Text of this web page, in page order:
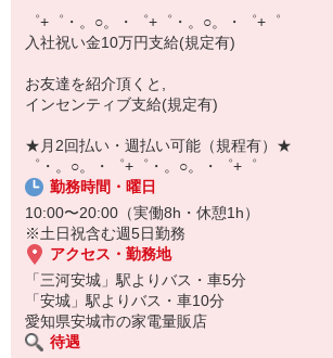
短期・期間限定・オープニング・官公庁案件
上場/優良/大手企業など
【スマホ面接実施中】
￣￣￣￣￣￣￣￣￣
自宅に居ながらスマホでカンタン面接OK！
オンライン面談なのでスピード対応。
゜+゜・。○。・゜+゜・。○。・゜+゜
入社祝い金10万円支給(規定有)
お友達を紹介頂くと,
インセンティブ支給(規定有)
★月2回払い・週払い可能（規程有）★
゜・。○。・゜+゜・。○。・゜+゜
勤務時間・曜日
10:00〜20:00（実働8h・休憩1h）
※土日祝含む週5日勤務
アクセス・勤務地
「三河安城」駅よりバス・車5分
「安城」駅よりバス・車10分
愛知県安城市の家電量販店
待遇